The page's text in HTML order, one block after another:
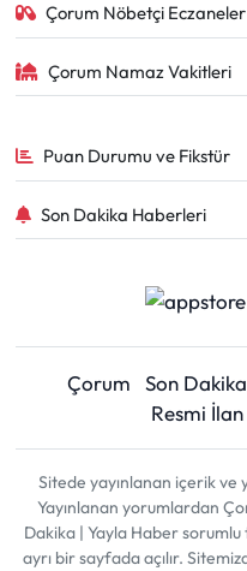
Çorum Nöbetçi Eczaneler
Çorum Namaz Vakitleri
Puan Durumu ve Fikstür
Son Dakika Haberleri
Çorum Son Dakika
Resmi İlan
Sitede yayınlanan içerik ve
Yayınlanan yorumlardan
Dakika | Yayla Haber
ayrı bir sayfada açılır.